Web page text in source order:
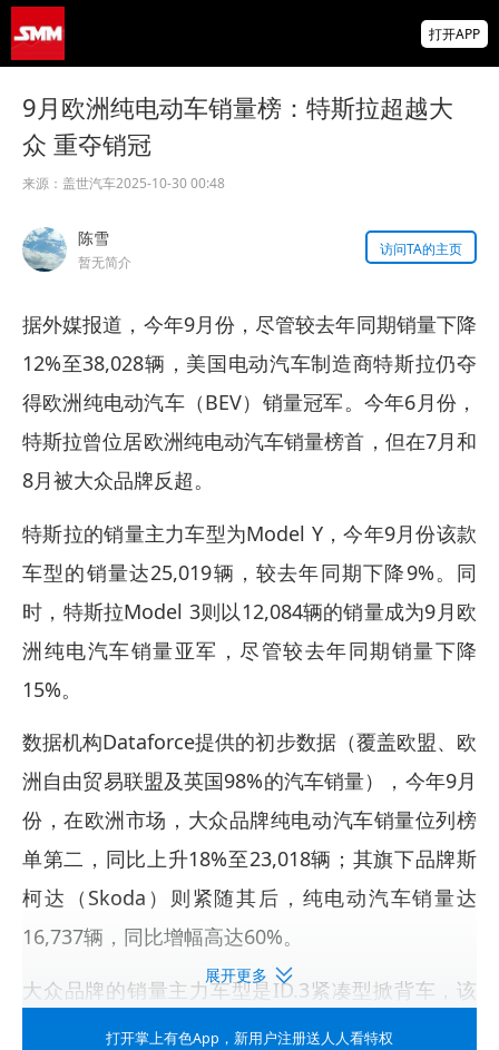
【汽车会】安安新材料 邀您共聚 SMM
ASCC2026（第八届）汽车供应链大会
打开APP
9月欧洲纯电动车销量榜：特斯拉超越大
众 重夺销冠
来源： 盖世汽车2025-10-30 00:48
陈雪
暂无简介
访问TA的主页
据外媒报道，今年9月份，尽管较去年同期销量下降
12%至38,028辆，美国电动汽车制造商特斯拉仍夺
得欧洲纯电动汽车（BEV）销量冠军。今年6月份，
特斯拉曾位居欧洲纯电动汽车销量榜首，但在7月和
8月被大众品牌反超。
特斯拉的销量主力车型为Model Y，今年9月份该款
车型的销量达25,019辆，较去年同期下降9%。同
时，特斯拉Model 3则以12,084辆的销量成为9月欧
洲纯电汽车销量亚军，尽管较去年同期销量下降
15%。
数据机构Dataforce提供的初步数据（覆盖欧盟、欧
洲自由贸易联盟及英国98%的汽车销量），今年9月
份，在欧洲市场，大众品牌纯电动汽车销量位列榜
单第二，同比上升18%至23,018辆；其旗下品牌斯
柯达（Skoda）则紧随其后，纯电动汽车销量达
16,737辆，同比增幅高达60%。
大众品牌的销量主力车型是ID.3紧凑型掀背车，该
款车型9月在欧洲的销量为7,693辆，占大众当月在
展开更多
打开掌上有色App ，新用户注册送人人看特权